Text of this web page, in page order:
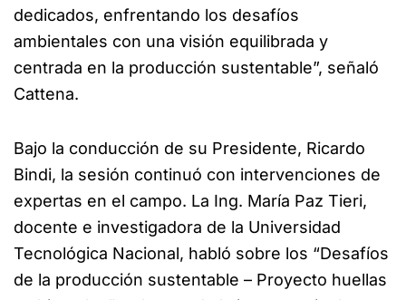
dedicados, enfrentando los desafíos
ambientales con una visión equilibrada y
centrada en la producción sustentable”, señaló
Cattena.
Bajo la conducción de su Presidente, Ricardo
Bindi, la sesión continuó con intervenciones de
expertas en el campo. La Ing. María Paz Tieri,
docente e investigadora de la Universidad
Tecnológica Nacional, habló sobre los “Desafíos
de la producción sustentable – Proyecto huellas